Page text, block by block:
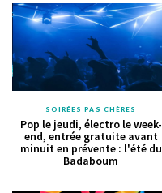
SOIRÉES PAS CHÈRES
Pop le jeudi, électro le week-
end, entrée gratuite avant
minuit en prévente : l'été du
Badaboum